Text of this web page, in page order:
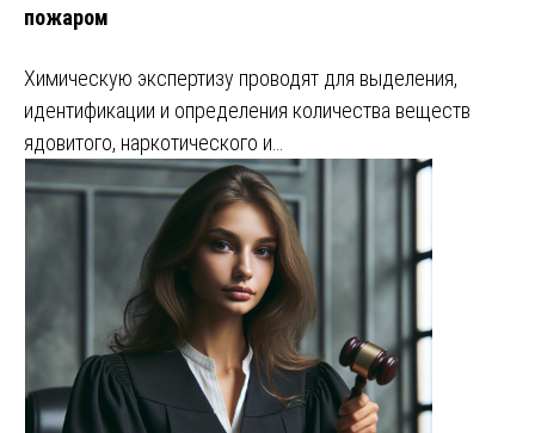
пожаром
Химическую экспертизу проводят для выделения,
идентификации и определения количества веществ
ядовитого, наркотического и…